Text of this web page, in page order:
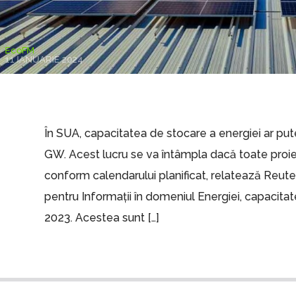
EcoFM
11 IANUARIE 2024
În SUA, capacitatea de stocare a energiei ar
GW. Acest lucru se va întâmpla dacă toate
conform calendarului planificat, relatează
pentru Informații în domeniul Energiei,
2023. Acestea sunt […]